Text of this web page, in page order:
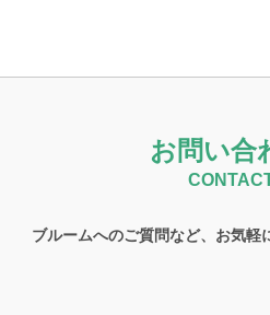
お問い合
ブルームへのご質問など、お気軽